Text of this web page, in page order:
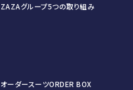
ZAZAグループ5つの取り組み
オーダースーツORDER BOX